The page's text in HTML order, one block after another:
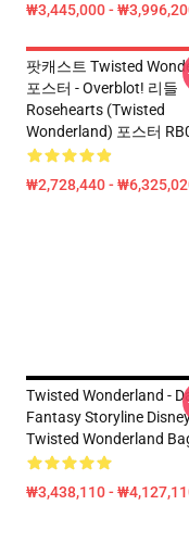
₩3,445,000 -
팟캐스트 Twisted
포스터 - Overblot! 리들
Rosehearts (Twisted
Wonderland) 포스터
₩2,728,440 -
Twisted Wonderland -
Fantasy Storyline
Twisted Wonderland
₩3,438,110 -